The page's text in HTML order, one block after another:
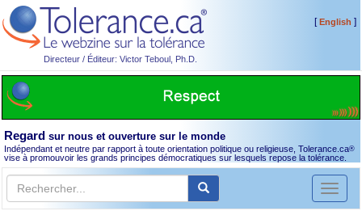
Directeur / Éditeur: Victor Teboul, Ph.D.
[English ]
Regard sur nous et ouverture sur le monde
Indépendant et neutre par rapport à toute orientation politique ou religieuse, Tolerance.ca®
vise à promouvoir les grands principes démocratiques sur lesquels repose la tolérance.
Toggle